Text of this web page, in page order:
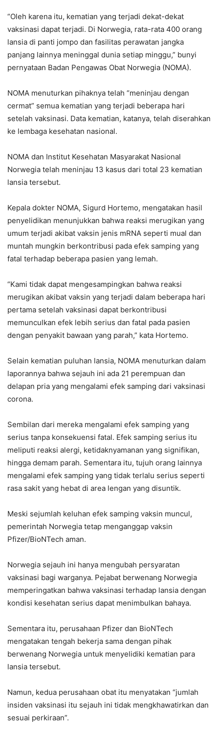
“Oleh karena itu, kematian yang terjadi dekat-dekat
vaksinasi dapat terjadi. Di Norwegia, rata-rata 400 orang
lansia di panti jompo dan fasilitas perawatan jangka
panjang lainnya meninggal dunia setiap minggu,” bunyi
pernyataan Badan Pengawas Obat Norwegia (NOMA).
NOMA menuturkan pihaknya telah “meninjau dengan
cermat” semua kematian yang terjadi beberapa hari
setelah vaksinasi. Data kematian, katanya, telah diserahkan
ke lembaga kesehatan nasional.
NOMA dan Institut Kesehatan Masyarakat Nasional
Norwegia telah meninjau 13 kasus dari total 23 kematian
lansia tersebut.
Kepala dokter NOMA, Sigurd Hortemo, mengatakan hasil
penyelidikan menunjukkan bahwa reaksi merugikan yang
umum terjadi akibat vaksin jenis mRNA seperti mual dan
muntah mungkin berkontribusi pada efek samping yang
fatal terhadap beberapa pasien yang lemah.
“Kami tidak dapat mengesampingkan bahwa reaksi
merugikan akibat vaksin yang terjadi dalam beberapa hari
pertama setelah vaksinasi dapat berkontribusi
memunculkan efek lebih serius dan fatal pada pasien
dengan penyakit bawaan yang parah,” kata Hortemo.
Selain kematian puluhan lansia, NOMA menuturkan dalam
laporannya bahwa sejauh ini ada 21 perempuan dan
delapan pria yang mengalami efek samping dari vaksinasi
corona.
Sembilan dari mereka mengalami efek samping yang
serius tanpa konsekuensi fatal. Efek samping serius itu
meliputi reaksi alergi, ketidaknyamanan yang signifikan,
hingga demam parah. Sementara itu, tujuh orang lainnya
mengalami efek samping yang tidak terlalu serius seperti
rasa sakit yang hebat di area lengan yang disuntik.
Meski sejumlah keluhan efek samping vaksin muncul,
pemerintah Norwegia tetap menganggap vaksin
Pfizer/BioNTech aman.
Norwegia sejauh ini hanya mengubah persyaratan
vaksinasi bagi warganya. Pejabat berwenang Norwegia
memperingatkan bahwa vaksinasi terhadap lansia dengan
kondisi kesehatan serius dapat menimbulkan bahaya.
Sementara itu, perusahaan Pfizer dan BioNTech
mengatakan tengah bekerja sama dengan pihak
berwenang Norwegia untuk menyelidiki kematian para
lansia tersebut.
Namun, kedua perusahaan obat itu menyatakan “jumlah
insiden vaksinasi itu sejauh ini tidak mengkhawatirkan dan
sesuai perkiraan”.